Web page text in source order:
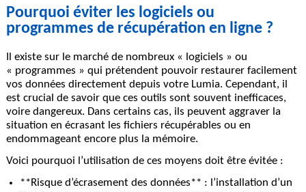
Pourquoi éviter les logiciels ou
programmes de récupération en ligne ?
Il existe sur le marché de nombreux « logiciels » ou
« programmes » qui prétendent pouvoir restaurer facilement
vos données directement depuis votre Lumia. Cependant, il
est crucial de savoir que ces outils sont souvent inefficaces,
voire dangereux. Dans certains cas, ils peuvent aggraver la
situation en écrasant les fichiers récupérables ou en
endommageant encore plus la mémoire.
Voici pourquoi l’utilisation de ces moyens doit être évitée :
**Risque d’écrasement des données** : l’installation d’un